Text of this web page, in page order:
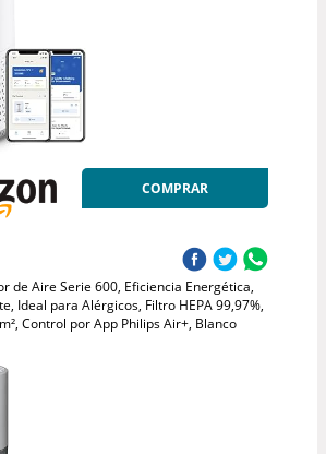
COMPRAR
de Aire Serie 600, Eficiencia Energética,
Ideal para Alérgicos, Filtro HEPA 99,97%,
Control por App Philips Air+, Blanco